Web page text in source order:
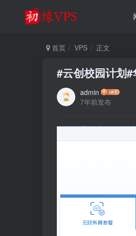
首页 VPS 正文
#云创校园计划
admin
7年前发布